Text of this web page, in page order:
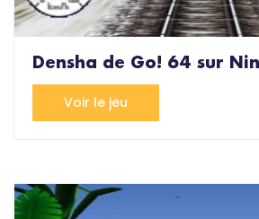
Densha de Go! 64 sur
Voir le jeu